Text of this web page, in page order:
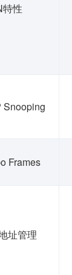
性
Snooping
Frames
址管理